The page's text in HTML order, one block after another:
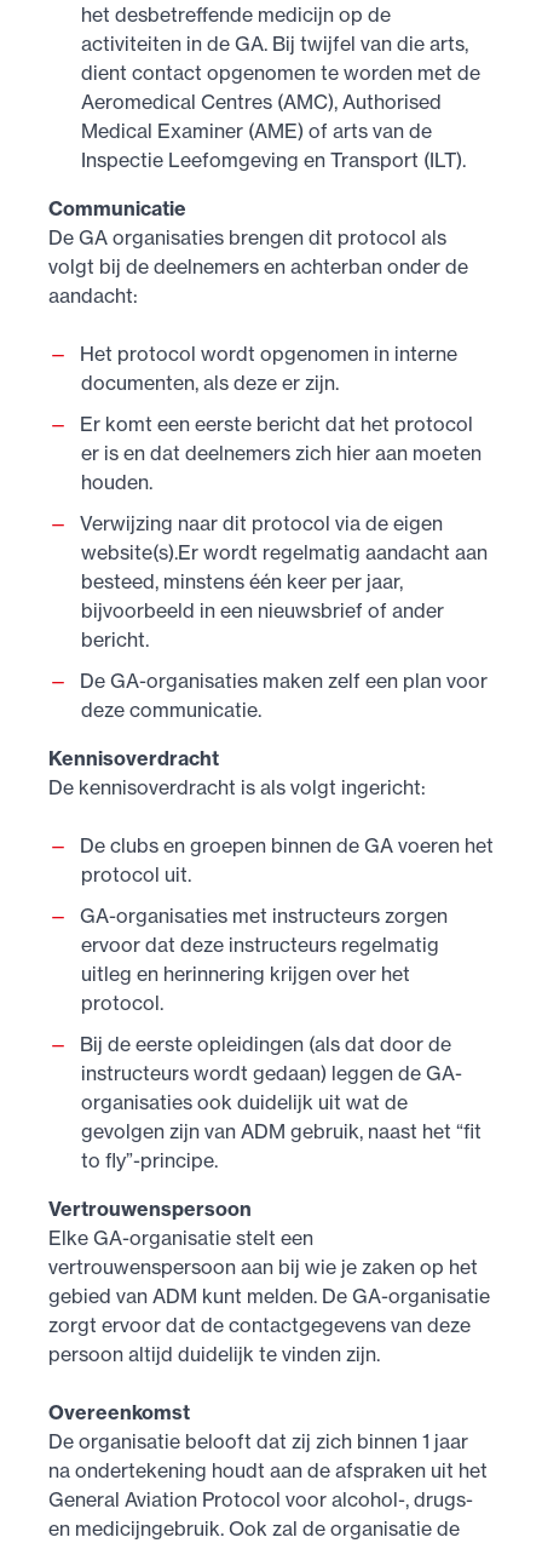
het desbetreffende medicijn op de
activiteiten in de GA. Bij twijfel van die arts,
dient contact opgenomen te worden met de
Aeromedical Centres (AMC), Authorised
Medical Examiner (AME) of arts van de
Inspectie Leefomgeving en Transport (ILT).
Communicatie
De GA organisaties brengen dit protocol als
volgt bij de deelnemers en achterban onder de
aandacht:
Het protocol wordt opgenomen in interne
documenten, als deze er zijn.
Er komt een eerste bericht dat het protocol
er is en dat deelnemers zich hier aan moeten
houden.
Verwijzing naar dit protocol via de eigen
website(s).Er wordt regelmatig aandacht aan
besteed, minstens één keer per jaar,
bijvoorbeeld in een nieuwsbrief of ander
bericht.
De GA-organisaties maken zelf een plan voor
deze communicatie.
Kennisoverdracht
De kennisoverdracht is als volgt ingericht:
De clubs en groepen binnen de GA voeren het
protocol uit.
GA-organisaties met instructeurs zorgen
ervoor dat deze instructeurs regelmatig
uitleg en herinnering krijgen over het
protocol.
Bij de eerste opleidingen (als dat door de
instructeurs wordt gedaan) leggen de GA-
organisaties ook duidelijk uit wat de
gevolgen zijn van ADM gebruik, naast het “fit
to fly”-principe.
Vertrouwenspersoon
Elke GA-organisatie stelt een
vertrouwenspersoon aan bij wie je zaken op het
gebied van ADM kunt melden. De GA-organisatie
zorgt ervoor dat de contactgegevens van deze
persoon altijd duidelijk te vinden zijn.
Overeenkomst
De organisatie belooft dat zij zich binnen 1 jaar
na ondertekening houdt aan de afspraken uit het
General Aviation Protocol voor alcohol-, drugs-
en medicijngebruik. Ook zal de organisatie de